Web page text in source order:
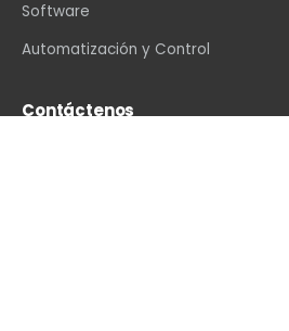
Software
Automatización y Control
Contáctenos